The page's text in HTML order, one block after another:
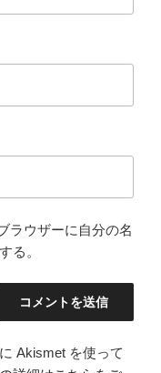
ラウザーに自分の名
る。
Akismet を使って